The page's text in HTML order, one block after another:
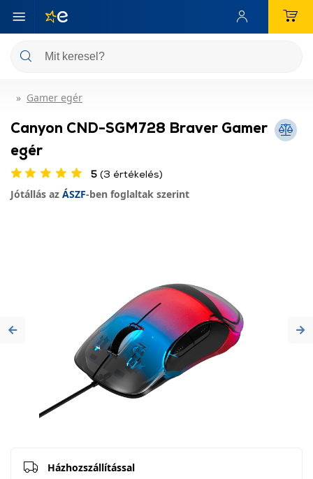
Gamer egér
Canyon CND-SGM728 Braver Gamer
egér
5 (3 értékelés)
Jótállás az ÁSZF-ben foglaltak szerint
Previous
Házhozszállítással